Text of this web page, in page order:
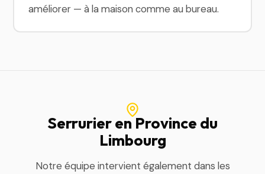
améliorer — à la maison comme au bureau.
Serrurier en Province du
Limbourg
Notre équipe intervient également dans les